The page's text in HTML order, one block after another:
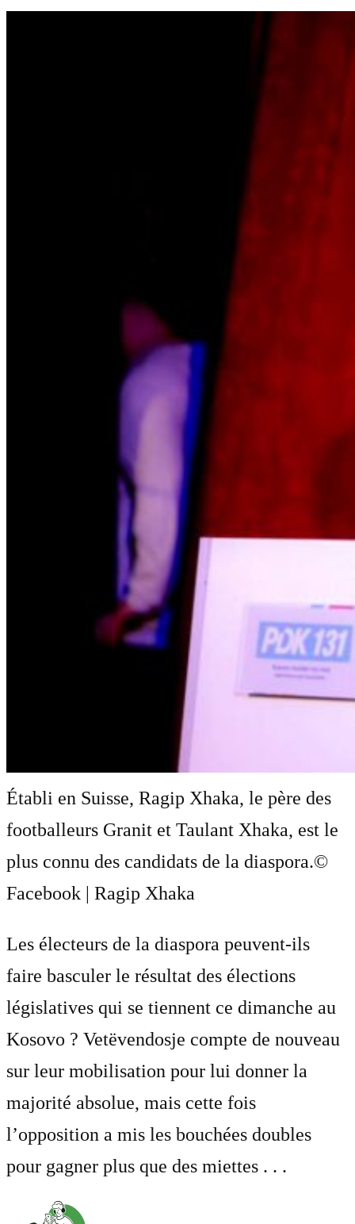
Établi en Suisse, Ragip Xhaka, le père des
footballeurs Granit et Taulant Xhaka, est le
plus connu des candidats de la diaspora.©
Facebook | Ragip Xhaka
Les électeurs de la diaspora peuvent-ils
faire basculer le résultat des élections
législatives qui se tiennent ce dimanche au
Kosovo ? Vetëvendosje compte de nouveau
sur leur mobilisation pour lui donner la
majorité absolue, mais cette fois
l’opposition a mis les bouchées doubles
pour gagner plus que des miettes . . .